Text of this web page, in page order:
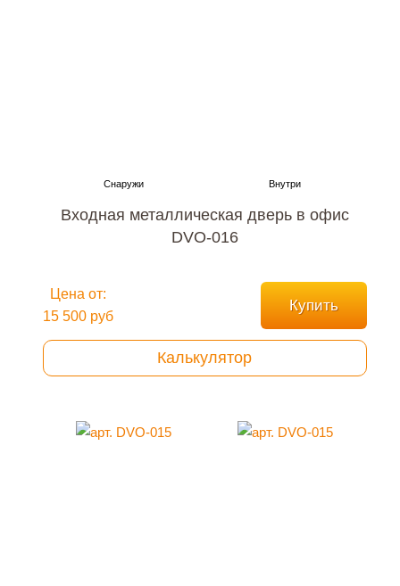
Входная металлическая дверь в офис
DVO-016
Цена от:
15 500 руб
Купить
Калькулятор